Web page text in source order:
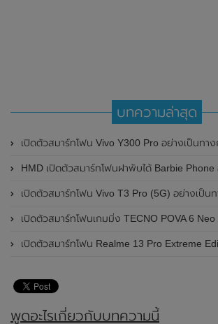
บทความล่าสุด
เปิดตัวสมาร์ทโฟน Vivo Y300 Pro อย่างเป็นทางการแล้วในประเทศจีน มาพร้อมดีไซน์พรีเมี่ยม ทนทาน และแบตเตอรี่สุดอึดขน
HMD เปิดตัวสมาร์ทโฟนฝาพับได้ Barbie Phone อย่างเป็นทางการ
เปิดตัวสมาร์ทโฟน Vivo T3 Pro (5G) อย่างเป็นทางกา
เปิดตัวสมาร์ทโฟนเกมมิ่ง TECNO POVA 6 Neo อย่างเป็นทางการแล้วในป
เปิดตัวสมาร์ทโฟน Realme 13 Pro Extreme Edition อย่างเป็น
พูดอะไรเกี่ยวกับบทความนี้